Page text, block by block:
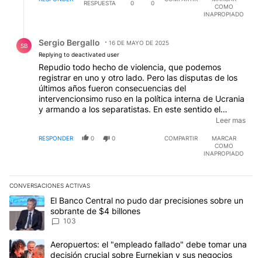
RESPUESTA
0 0
COMO
INAPROPIADO
SB Sergio Bergallo
16 DE MAYO DE 2025
Replying to deactivated user
Repudio todo hecho de violencia, que podemos
registrar en uno y otro lado. Pero las disputas de los
últimos años fueron consecuencias del
intervencionsimo ruso en la política interna de Ucrania
y armando a los separatistas. En este sentido el
paralelismo de Putin con Hitler es evidente. Al final
Yanukóvich a su propio pueblo y la reacción
espontánea de la gente. El nacionalismo aniquiló la
milenaria común.
Leer mas
RESPONDER 0 0 COMPARTIR
MARCAR
COMO
INAPROPIADO
CONVERSACIONES ACTIVAS
Este listado muestra los artículos con más comentarios en los
Un artículo de tendencia con el título "El Banco Central no pudo
El Banco Central no pudo dar precisiones sobre un
sobrante de $4 billones
103
Un artículo de tendencia con el título "Aeropuertos: el
Aeropuertos: el "empleado fallado" debe tomar una
decisión crucial sobre Eurnekian y sus negocios